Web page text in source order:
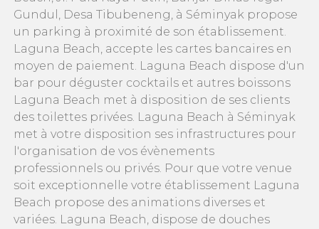
Gundul, Desa Tibubeneng, à Séminyak propose
un parking à proximité de son établissement.
Laguna Beach, accepte les cartes bancaires en
moyen de paiement. Laguna Beach dispose d'un
bar pour déguster cocktails et autres boissons
Laguna Beach met à disposition de ses clients
des toilettes privées. Laguna Beach à Séminyak
met à votre disposition ses infrastructures pour
l'organisation de vos évènements
professionnels ou privés. Pour que votre venue
soit exceptionnelle votre établissement Laguna
Beach propose des animations diverses et
variées. Laguna Beach, dispose de douches